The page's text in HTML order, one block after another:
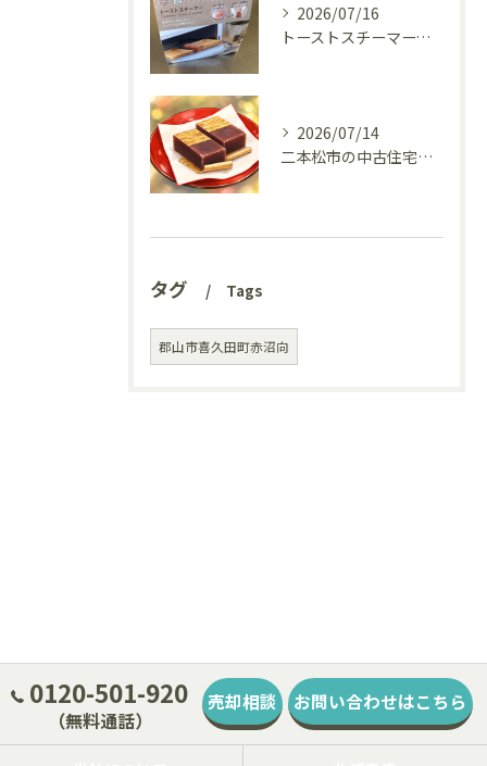
2026/07/16
トーストスチーマーで、いつものパンが少し変わった話
2026/07/14
二本松市の中古住宅、リフォーム前の様子を見てきました(^^♪
タグ Tags
郡山市喜久田町赤沼向
0120-501-920
（無料通話）
売却相談 お問い合わせはこちら